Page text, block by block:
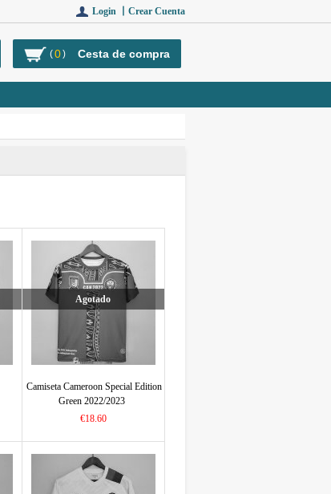
Login 丨 Crear Cuenta
(0) Cesta de compra
Agotado
Camiseta Cameroon Special Edition
Green 2022/2023
€18.60